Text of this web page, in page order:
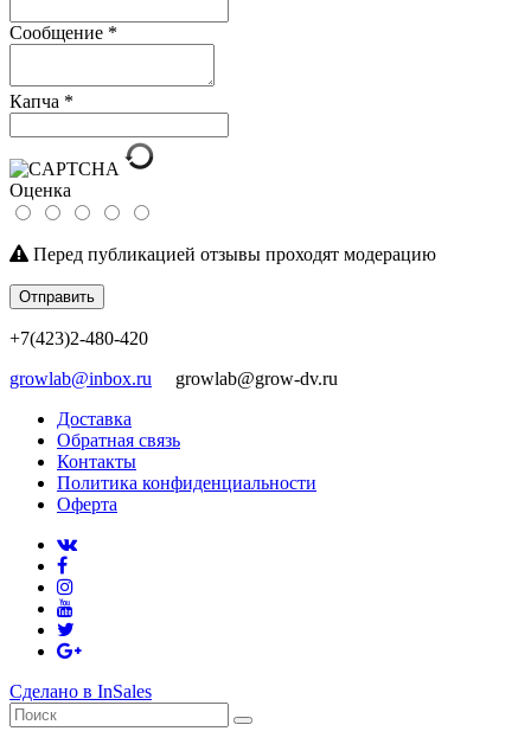
Сообщение *
Капча *
Оценка
Перед публикацией отзывы проходят модерацию
Отправить
+7(423)2-480-420
growlab@inbox.ru growlab@grow-dv.ru
Доставка
Обратная связь
Контакты
Политика конфиденциальности
Оферта
Сделано в InSales